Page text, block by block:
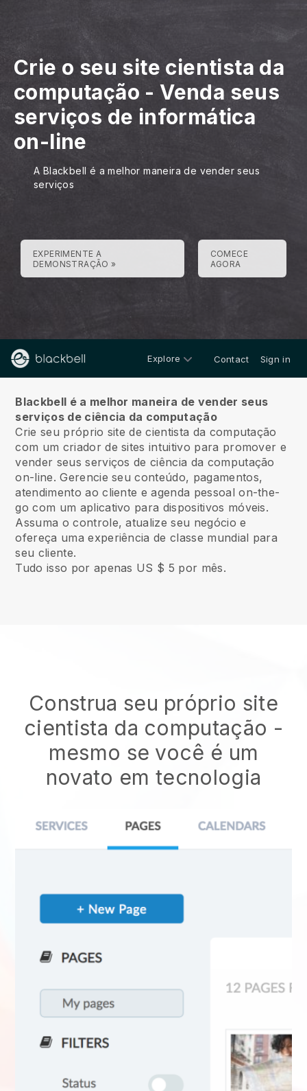
Crie o seu site cientista da
computação -Venda seus
serviços de informática
on-line
A Blackbell é a melhor maneira de vender seus
serviços
EXPERIMENTE A
DEMONSTRAÇÃO »
COMECE
AGORA
Explore Contact Sign in
Blackbell é a melhor maneira de vender seus
serviços de ciência da computação
Crie seu próprio site de cientista da computação
com um criador de sites intuitivo para promover e
vender seus serviços de ciência da computação
on-line. Gerencie seu conteúdo, pagamentos,
atendimento ao cliente e agenda pessoal on-the-
go com um aplicativo para dispositivos móveis.
Assuma o controle, atualize seu negócio e
ofereça uma experiência de classe mundial para
seu cliente.
Tudo isso por apenas US $ 5 por mês.
Construa seu próprio site
cientista da computação -
mesmo se você é um
novato em tecnologia